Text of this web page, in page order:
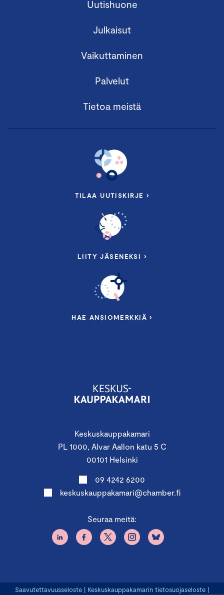
Keskuskauppakamari
PL 1000, Alvar Aallon katu 5 C
00101 Helsinki
09 4242 6200
keskuskauppakamari@chamber.fi
Seuraa meitä:
Uutishuone
Julkaisut
Vaikuttaminen
Palvelut
Tietoa meistä
TILAA UUTISKIRJE ›
LIITY JÄSENEKSI ›
HAE ANSIOMERKKIÄ ›
Saavutettavuusseloste | Keskuskauppakamarin tietosuojaseloste |